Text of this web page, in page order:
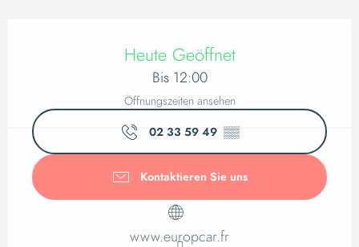
Öffnungszeiten &
Heute Geöffnet
Bis 12:00
Öffnungszeiten ansehen
02 33 59 49 ▒▒
Kontaktieren Sie uns
www.europcar.fr